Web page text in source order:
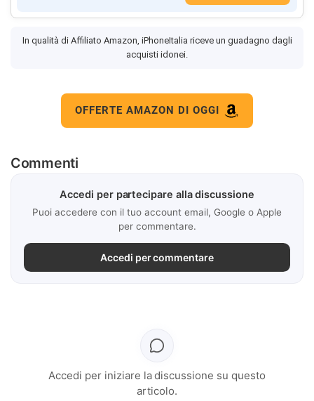
In qualità di Affiliato Amazon, iPhoneItalia riceve un guadagno dagli
acquisti idonei.
OFFERTE AMAZON DI OGGI
Commenti
Accedi per partecipare alla discussione
Puoi accedere con il tuo account email, Google o Apple
per commentare.
Accedi per commentare
Accedi per iniziare la discussione su questo
articolo.